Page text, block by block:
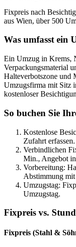
Fixpreis nach
aus Wien, über 500
Was umfasst ein
Ein Umzug in Krems,
Verpackungsmaterial
Halteverbotszone und
Umzugsfirma mit Sitz
kostenloser
So buchen Sie
Kostenlose
Zufahrt erfassen.
Verbindlichen
Min., Angebot
Vorbereitung:
Abstimmung
Umzugstag:
Umzugstag.
Fixpreis vs.
Fixpreis (Stahl &